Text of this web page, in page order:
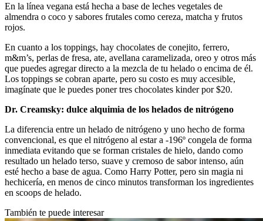
En la línea vegana está hecha a base de leches vegetales de
almendra o coco y sabores frutales como cereza, matcha y frutos
rojos.
En cuanto a los toppings, hay chocolates de conejito, ferrero,
m&m’s, perlas de fresa, ate, avellana caramelizada, oreo y otros más
que puedes agregar directo a la mezcla de tu helado o encima de él.
Los toppings se cobran aparte, pero su costo es muy accesible,
imagínate que le puedes poner tres chocolates kinder por $20.
Dr. Creamsky: dulce alquimia de los helados de nitrógeno
La diferencia entre un helado de nitrógeno y uno hecho de forma
convencional, es que el nitrógeno al estar a -196º congela de forma
inmediata evitando que se forman cristales de hielo, dando como
resultado un helado terso, suave y cremoso de sabor intenso, aún
esté hecho a base de agua. Como Harry Potter, pero sin magia ni
hechicería, en menos de cinco minutos transforman los ingredientes
en scoops de helado.
También te puede interesar